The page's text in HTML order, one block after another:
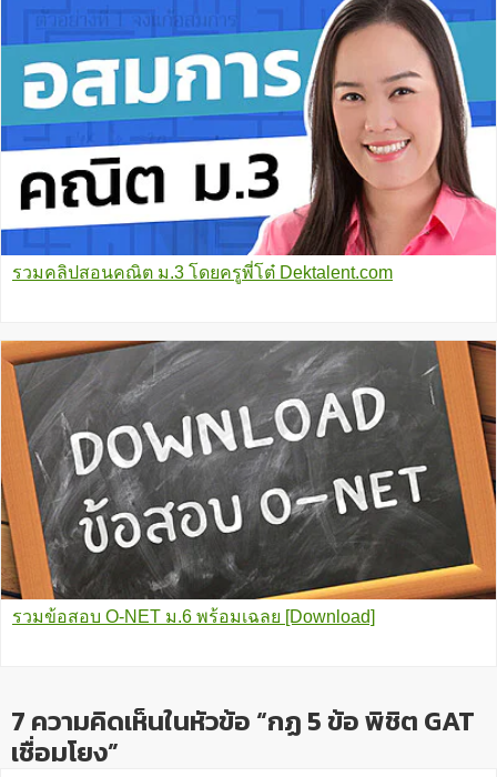
รวมคลิปสอนคณิต ม.3 โดยครูพี่โต๋ Dektalent.com
รวมข้อสอบ O-NET ม.6 พร้อมเฉลย [Download]
7 ความคิดเห็นในหัวข้อ “กฏ 5 ข้อ พิชิต GAT
เชื่อมโยง”